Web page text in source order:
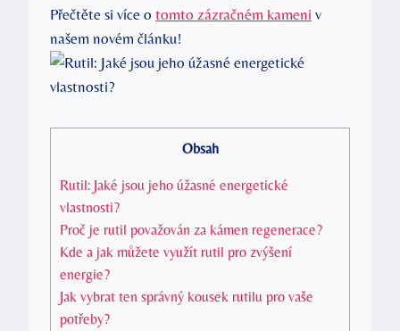
Přečtěte si více o tomto zázračném kameni v
našem novém článku!
Obsah
Rutil: Jaké jsou jeho úžasné energetické
vlastnosti?
Proč je rutil považován za kámen regenerace?
Kde a jak můžete využít rutil pro zvýšení
energie?
Jak vybrat ten správný kousek rutilu pro vaše
potřeby?